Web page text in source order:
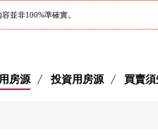
並非100%準確實。
房源 投資用房源 買賣須